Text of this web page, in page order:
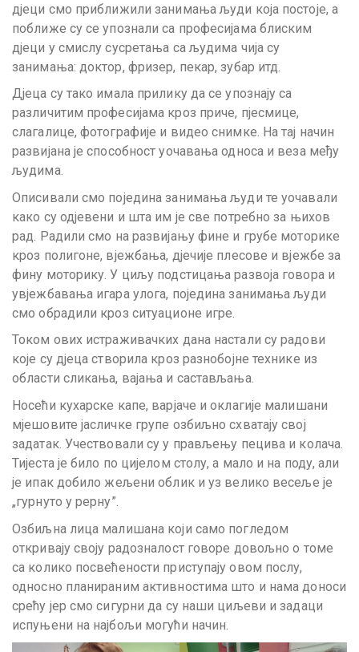
дјеци смо приближили занимања људи која постоје, а
поближе су се упознали са професијама блиским
дјеци у смислу сусретања са људима чија су
занимања: доктор, фризер, пекар, зубар итд.
Дјеца су тако имала прилику да се упознају са
различитим професијама кроз приче, пјесмице,
слагалице, фотографије и видео снимке. На тај начин
развијана је способност уочавања односа и веза међу
људима.
Описивали смо поједина занимања људи те уочавали
како су одјевени и шта им је све потребно за њихов
рад. Радили смо на развијању фине и грубе моторике
кроз полигоне, вјежбања, дјечије плесове и вјежбе за
фину моторику. У циљу подстицања развоја говора и
увјежбавања игара улога, поједина занимања људи
смо обрадили кроз ситуационе игре.
Током ових истраживачких дана настали су радови
које су дјеца створила кроз разнобојне технике из
области сликања, вајања и састављања.
Носећи кухарске капе, варјаче и оклагије малишани
мјешовите јасличке групе озбиљно схватају свој
задатак. Учествовали су у прављењу пецива и колача.
Тијеста је било по цијелом столу, а мало и на поду, али
је ипак добило жељени облик и уз велико весеље је
„гурнуто у рерну”.
Озбиљна лица малишана који само погледом
откривају своју радозналост говоре довољно о томе
са колико посвећености приступају овом послу,
односно планираним активностима што и нама доноси
срећу јер смо сигурни да су наши циљеви и задаци
испуњени на најбољи могући начин.